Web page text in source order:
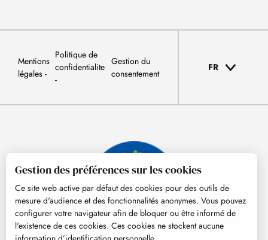
Mentions
légales
Politique de
confidentialite
Gestion du
consentement
FR
Gestion des préférences sur les cookies
Ce site web active par défaut des cookies pour des outils de
mesure d'audience et des fonctionnalités anonymes. Vous pouvez
configurer votre navigateur afin de bloquer ou être informé de
l'existence de ces cookies. Ces cookies ne stockent aucune